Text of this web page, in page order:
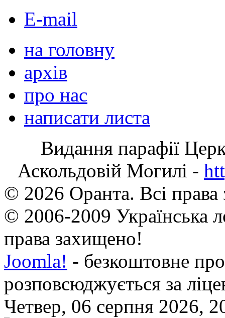
E-mail
на головну
архів
про нас
написати листа
Видання парафії
Аскольдовій Могилі -
© 2026 Оранта. Всі
© 2006-2009 Українська
права захищено!
Joomla! - безкоштовне
розповсюджується за
Четвер, 06 серпня 2026,